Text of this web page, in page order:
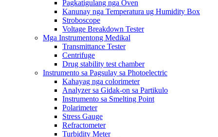
Pagkatigulang nga Oven
Kanunay nga Temperatura ug Humidity Box
Stroboscope
Voltage Breakdown Tester
Mga Instrumentong Medikal
Transmittance Tester
Centrifuge
Drug stability test chamber
Instrumento sa Pagsulay sa Photoelectric
Kahayag nga colorimeter
Analyzer sa Gidak-on sa Partikulo
Instrumento sa Smelting Point
Polarimeter
Stress Gauge
Refractometer
Turbidity Meter